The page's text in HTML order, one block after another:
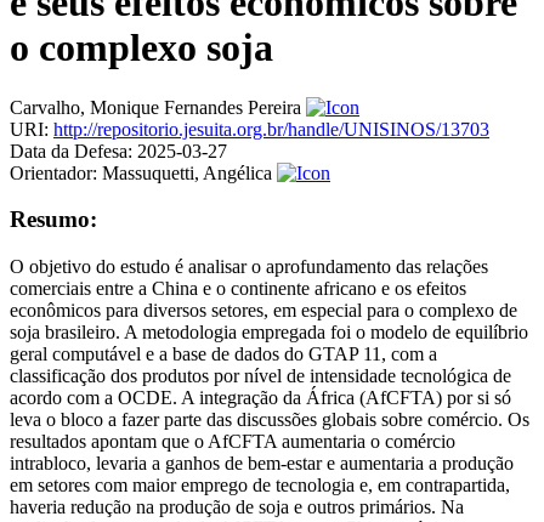
o complexo soja
Carvalho, Monique Fernandes Pereira
URI: http://repositorio.jesuita.org.br/handle/UNISINOS/13703
Data da Defesa: 2025-03-27
Orientador: Massuquetti, Angélica
Resumo:
O objetivo do estudo é analisar o aprofundamento das relações
comerciais entre a China e o continente africano e os efeitos
econômicos para diversos setores, em especial para o complexo de
soja brasileiro. A metodologia empregada foi o modelo de equilíbrio
geral computável e a base de dados do GTAP 11, com a
classificação dos produtos por nível de intensidade tecnológica de
acordo com a OCDE. A integração da África (AfCFTA) por si só
leva o bloco a fazer parte das discussões globais sobre comércio. Os
resultados apontam que o AfCFTA aumentaria o comércio
intrabloco, levaria a ganhos de bem-estar e aumentaria a produção
em setores com maior emprego de tecnologia e, em contrapartida,
haveria redução na produção de soja e outros primários. Na